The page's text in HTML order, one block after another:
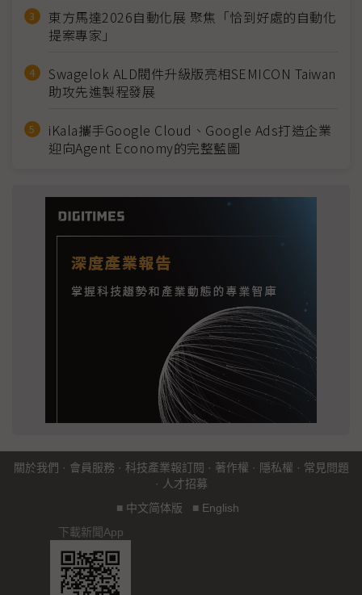
東方馬達2026自動化展 聚焦「恰到好處的自動化
提案專家」
Swagelok ALD閥件升級版亮相SEMICON Taiwan
助攻先進製程發展
iKala攜手Google Cloud、Google Ads打造企業
迎向Agent Economy的完整藍圖
關於我們 · 會員服務 · 科技產業報訂閱 · 著作權 · 隱私權 · 常見問題
· 人才招募
■ 中文简体版 ■ English
下載新聞App